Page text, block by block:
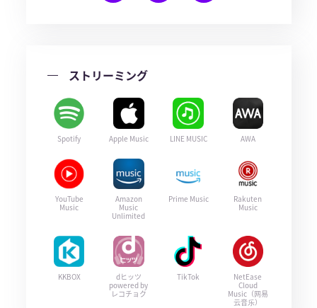
ストリーミング
Spotify Apple Music LINE MUSIC AWA
YouTube
Music
Amazon
Music
Unlimited
Prime Music
Rakuten
Music
KKBOX
dヒッツ
powered by
レコチョク
TikTok
NetEase
Cloud
Music（网易
云音乐）